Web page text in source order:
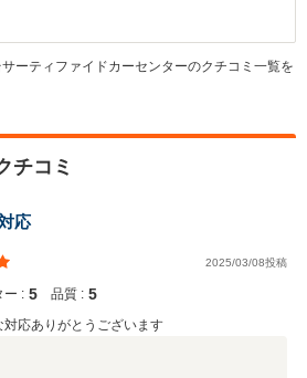
ーティファイドカーセンターのクチコミ一覧を
チコミ
応
2025/03/08投稿
ー : 5 品質 : 5
応ありがとうございます